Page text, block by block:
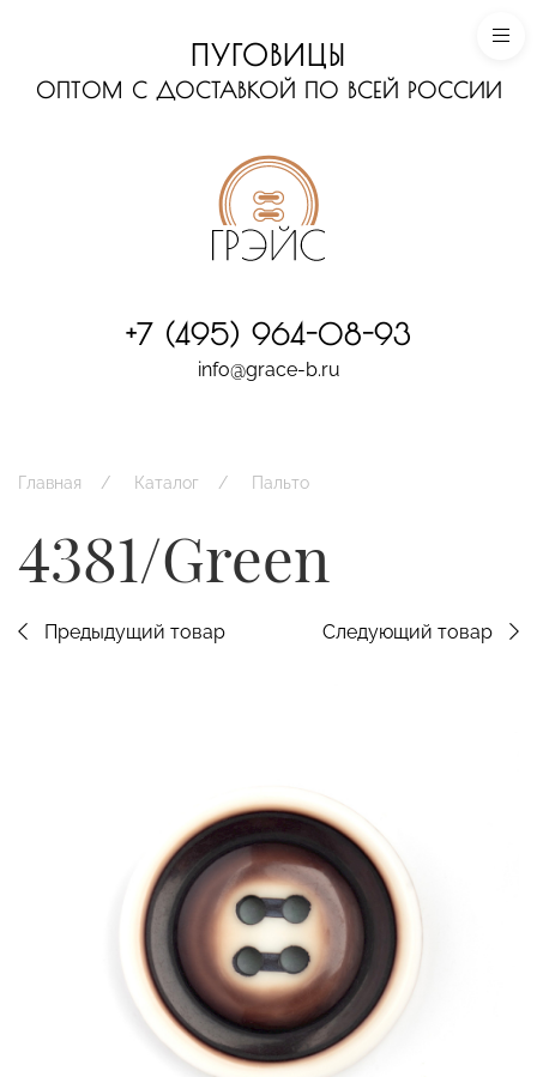
ПУГОВИЦЫ
ОПТОМ С ДОСТАВКОЙ ПО ВСЕЙ РОССИИ
+7 (495) 964-08-93
info@grace-b.ru
Главная Каталог Пальто
4381/Green
Предыдущий товар Следующий товар